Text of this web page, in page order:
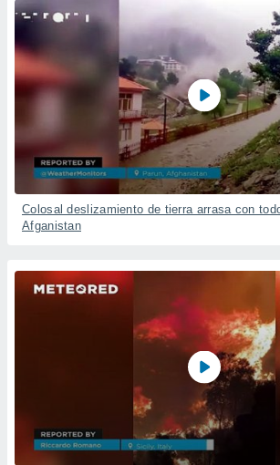
Colosal deslizamiento de tierra arrasa con
Afganistan